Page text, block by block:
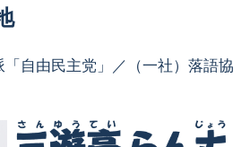
自由民主党」／（一社）落語協